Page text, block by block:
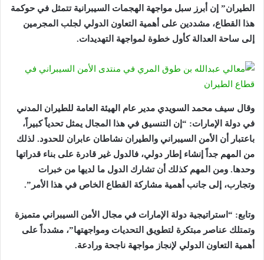
الطيران” إن أبرز سبل مواجهة الهجمات السيبرانية تتمثل في حوكمة
هذا القطاع، مشددين على أهمية التعاون الدولي لجلب المجرمين
إلى ساحة العدالة كأول خطوة لمواجهة التهديدات.
وقال سيف محمد السويدي مدير عام الهيئة العامة للطيران المدني
في دولة الإمارات: “إن التنسيق في هذا المجال يمثل تحدياً كبيراً،
باعتبار أن الأمن السيبراني والطيران نشاطان عابران للحدود. لذلك
من المهم جداً إنشاء إطار دولي، فالدول غير قادرة على بناء قدراتها
وحدها. ومن المهم كذلك أن تشارك الدول ما لديها من خبرات
وتجارب، إلى جانب أهمية مشاركة القطاع الخاص في هذا الأمر”.
وتابع: “استراتيجية دولة الإمارات في مجال الأمن السيبراني متميزة
وتمتلك عناصر مبتكرة لتطويق التحديات ومواجهتها”، مشدداً على
أهمية التعاون الدولي لإنجاز مواجهة ناجحة ورادعة.